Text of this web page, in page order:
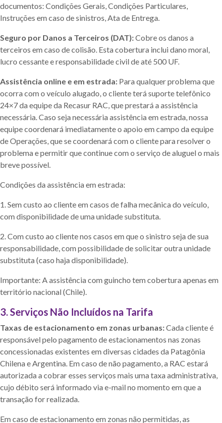
documentos: Condições Gerais, Condições Particulares,
Instruções em caso de sinistros, Ata de Entrega.
Seguro por Danos a Terceiros (DAT):Cobre os danos a
terceiros em caso de colisão. Esta cobertura inclui dano moral,
lucro cessante e responsabilidade civil de até 500 UF.
Assistência online e em estrada: Para qualquer problema que
ocorra com o veículo alugado, o cliente terá suporte telefônico
24×7 da equipe da Recasur RAC, que prestará a assistência
necessária. Caso seja necessária assistência em estrada, nossa
equipe coordenará imediatamente o apoio em campo da equipe
de Operações, que se coordenará com o cliente para resolver o
problema e permitir que continue com o serviço de aluguel o mais
breve possível.
Condições da assistência em estrada:
1. Sem custo ao cliente em casos de falha mecânica do veículo,
com disponibilidade de uma unidade substituta.
2. Com custo ao cliente nos casos em que o sinistro seja de sua
responsabilidade, com possibilidade de solicitar outra unidade
substituta (caso haja disponibilidade).
Importante: A assistência com guincho tem cobertura apenas em
território nacional (Chile).
3. Serviços Não Incluídos na Tarifa
Taxas de estacionamento em zonas urbanas:Cada cliente é
responsável pelo pagamento de estacionamentos nas zonas
concessionadas existentes em diversas cidades da Patagônia
Chilena e Argentina. Em caso de não pagamento, a RAC estará
autorizada a cobrar esses serviços mais uma taxa administrativa,
cujo débito será informado via e-mail no momento em que a
transação for realizada.
Em caso de estacionamento em zonas não permitidas, as